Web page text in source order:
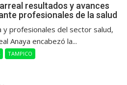
resultados y avances
profesionales de la salud
y profesionales del sector salud,
Anaya encabezó la...
TAMPICO